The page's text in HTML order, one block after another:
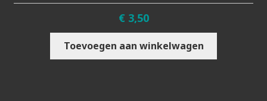
€ 3,50
Toevoegen aan winkelwagen